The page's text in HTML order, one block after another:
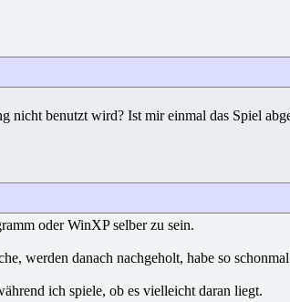
benutzt wird? Ist mir einmal das Spiel
oder WinXP selber zu sein.
werden danach nachgeholt, habe so
ich spiele, ob es vielleicht daran liegt.